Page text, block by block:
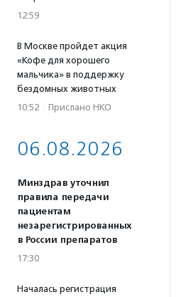
12:59
В Москве пройдет акция
«Кофе для хорошего
мальчика» в поддержку
бездомных животных
10:52 · Прислано НКО
06.08.2026
Минздрав уточнил
правила передачи
пациентам
незарегистрированных
в России препаратов
17:30
Началась регистрация